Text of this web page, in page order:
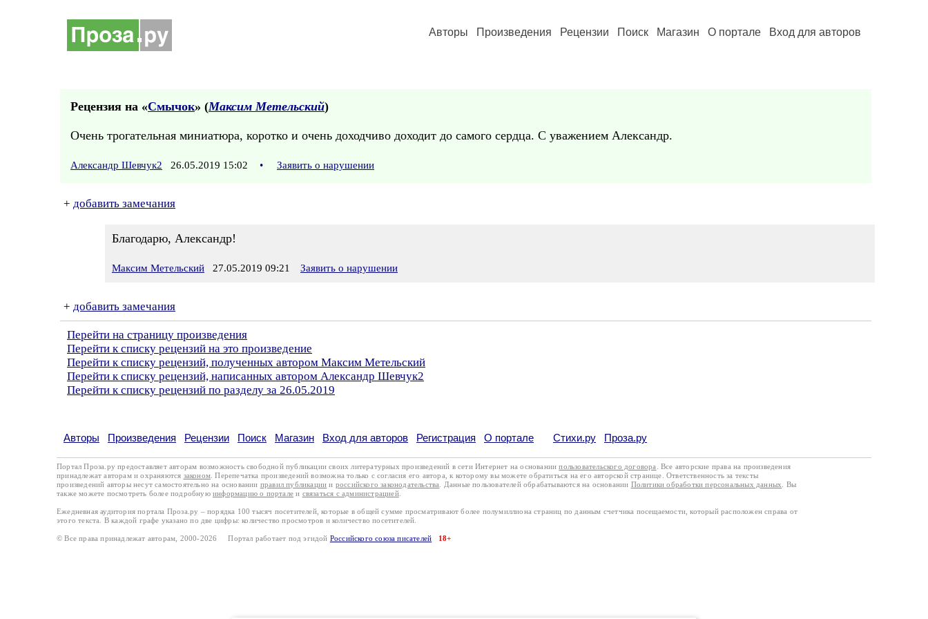
Авторы Произведения Рецензии Поиск Магазин О портале Вход для авторов
Рецензия на «Смычок» (Максим Метельский)
Очень трогательная миниатюра, коротко и очень доходчиво доходит до самого сердца. С уважением Александр.
Александр Шевчук2 26.05.2019 15:02 • Заявить о нарушении
+ добавить замечания
Благодарю, Александр!
Максим Метельский 27.05.2019 09:21 Заявить о нарушении
+ добавить замечания
Перейти на страницу произведения
Перейти к списку рецензий на это произведение
Перейти к списку рецензий, полученных автором Максим Метельский
Перейти к списку рецензий, написанных автором Александр Шевчук2
Перейти к списку рецензий по разделу за 26.05.2019
Авторы Произведения Рецензии Поиск Магазин Вход для авторов Регистрация О портале Стихи.ру Проза.ру
Портал Проза.ру предоставляет авторам возможность свободной публикации своих литературных произведений в сети Интернет на основаниипользовательского договора
. Все авторские права на произведения
принадлежат авторам и охраняются законом . Перепечатка произведений возможна только с согласия его автора, к которому вы можете обратиться на его авторской странице. Ответственность за тексты
произведений авторы несут самостоятельно на основании правил публикации и российского законодательства . Данные пользователей обрабатываются на основании Политики обработки персональных данных
. Вы
также можете посмотреть более подробную информацию о портале и связаться с администрацией.
Ежедневная аудитория портала Проза.ру – порядка 100 тысяч посетителей, которые в общей сумме просматривают более полумиллиона страниц по данным счетчика посещаемости, который расположен справа от
этого текста. В каждой графе указано по две цифры: количество просмотров и количество посетителей.
© Все права принадлежат авторам, 2000-2026 Портал работает под эгидой Российского союза писателей 18+